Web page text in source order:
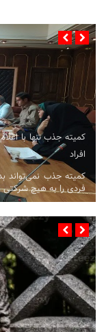
کمیته جذب تنها با
افراد
کمیته جذب نمی‌تواند
فردی را به هیچ